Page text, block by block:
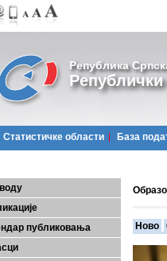
Република
Републички
Статистичке области Базa
публиковања
Ново